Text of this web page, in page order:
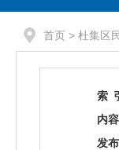
首页 > 杜集区
索 引
内
发